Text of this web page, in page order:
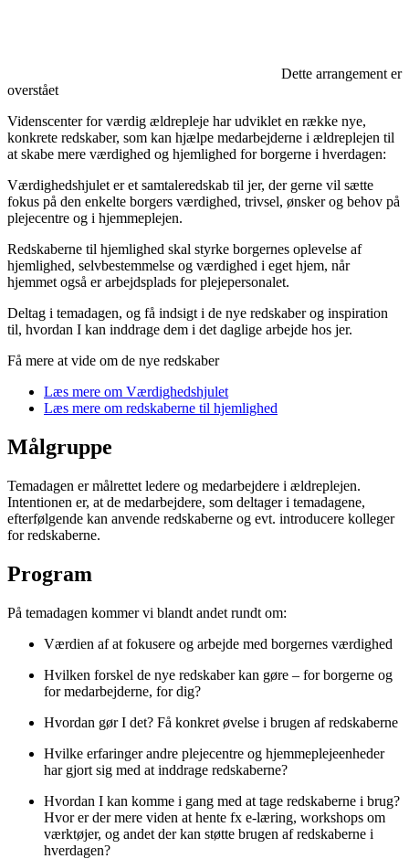
Dette arrangement er
overstået
Videnscenter for værdig ældrepleje har udviklet en række nye,
konkrete redskaber, som kan hjælpe medarbejderne i ældreplejen til
at skabe mere værdighed og hjemlighed for borgerne i hverdagen:
Værdighedshjulet er et samtaleredskab til jer, der gerne vil sætte
fokus på den enkelte borgers værdighed, trivsel, ønsker og behov på
plejecentre og i hjemmeplejen.
Redskaberne til hjemlighed skal styrke borgernes oplevelse af
hjemlighed, selvbestemmelse og værdighed i eget hjem, når
hjemmet også er arbejdsplads for plejepersonalet.
Deltag i temadagen, og få indsigt i de nye redskaber og inspiration
til, hvordan I kan inddrage dem i det daglige arbejde hos jer.
Få mere at vide om de nye redskaber
Læs mere om Værdighedshjulet
Læs mere om redskaberne til hjemlighed
Målgruppe
Temadagen er målrettet ledere og medarbejdere i ældreplejen.
Intentionen er, at de medarbejdere, som deltager i temadagene,
efterfølgende kan anvende redskaberne og evt. introducere kolleger
for redskaberne.
Program
På temadagen kommer vi blandt andet rundt om:
Værdien af at fokusere og arbejde med borgernes værdighed
Hvilken forskel de nye redskaber kan gøre – for borgerne og
for medarbejderne, for dig?
Hvordan gør I det? Få konkret øvelse i brugen af redskaberne
Hvilke erfaringer andre plejecentre og hjemmeplejeenheder
har gjort sig med at inddrage redskaberne?
Hvordan I kan komme i gang med at tage redskaberne i brug?
Hvor er der mere viden at hente fx e-læring, workshops om
værktøjer, og andet der kan støtte brugen af redskaberne i
hverdagen?